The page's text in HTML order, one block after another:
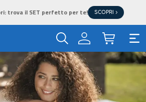
trova il SET perfetto per te! SCOPRI >